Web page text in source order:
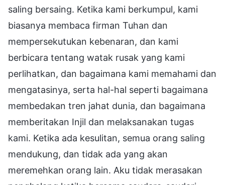
saling bersaing. Ketika kami berkumpul, kami
biasanya membaca firman Tuhan dan
mempersekutukan kebenaran, dan kami
berbicara tentang watak rusak yang kami
perlihatkan, dan bagaimana kami memahami dan
mengatasinya, serta hal-hal seperti bagaimana
membedakan tren jahat dunia, dan bagaimana
memberitakan Injil dan melaksanakan tugas
kami. Ketika ada kesulitan, semua orang saling
mendukung, dan tidak ada yang akan
meremehkan orang lain. Aku tidak merasakan